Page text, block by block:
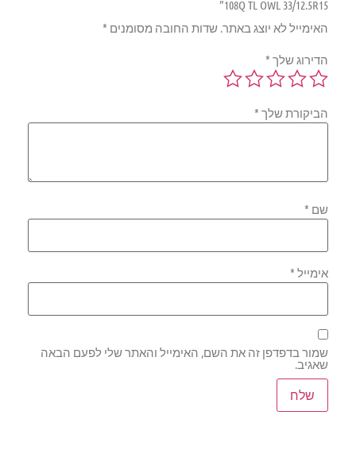
108Q TL OWL 33/12.5R15”
האימייל לא יוצג באתר.שדות החובה מסומנים*
הדירוג שלך*
הביקורת שלך*
שם*
אימייל*
שמור בדפדפן זה את השם, האימייל והאתר שלי לפעם הבאה
שאגיב.